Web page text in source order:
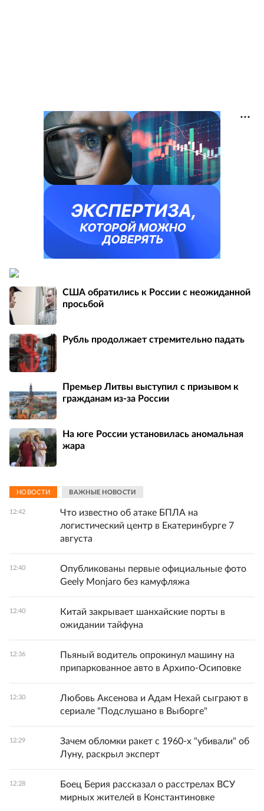
США обратились к России с неожиданной
просьбой
Рубль продолжает стремительно падать
Премьер Литвы выступил с призывом к
гражданам из-за России
На юге России установилась аномальная
жара
НОВОСТИ ВАЖНЫЕ НОВОСТИ
12:42
Что известно об атаке БПЛА на
логистический центр в Екатеринбурге 7
августа
12:40
Опубликованы первые официальные фото
Geely Monjaro без камуфляжа
12:40
Китай закрывает шанхайские порты в
ожидании тайфуна
12:36
Пьяный водитель опрокинул машину на
припаркованное авто в Архипо-Осиповке
12:30
Любовь Аксенова и Адам Нехай сыграют в
сериале "Подслушано в Выборге"
12:29
Зачем обломки ракет с 1960-х "убивали" об
Луну, раскрыл эксперт
12:28
Боец Берия рассказал о расстрелах ВСУ
мирных жителей в Константиновке